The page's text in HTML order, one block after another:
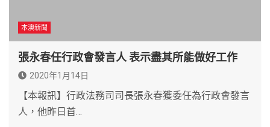
本澳新聞
張永春任行政會發言人 表示盡其所能做好工作
2020年1月14日
【本報訊】行政法務司司長張永春獲委任為行政會發言
人，他昨日首…